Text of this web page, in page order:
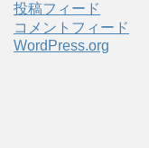
投稿フィード
コメントフィード
WordPress.org